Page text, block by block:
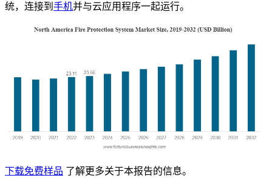
统，连接到 手机并与云应用程序一起运行。
下载免费样品 了解更多关于本报告的信息。